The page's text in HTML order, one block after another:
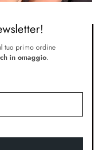
tuo primo ordine
in omaggio.